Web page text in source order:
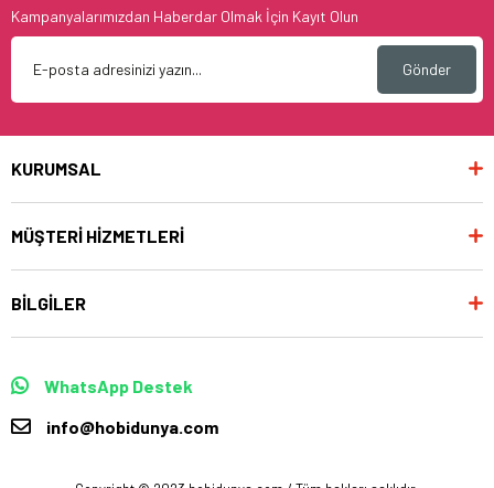
Kampanyalarımızdan Haberdar Olmak İçin Kayıt Olun
Gönder
KURUMSAL
MÜŞTERİ HİZMETLERİ
BİLGİLER
WhatsApp Destek
info@hobidunya.com